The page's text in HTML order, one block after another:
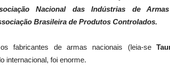
Nacional das Indústrias de
Brasileira de Produtos Controlados.
fabricantes de armas nacionais (leia-se
internacional, foi enorme.